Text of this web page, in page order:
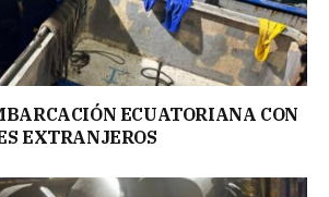
ECUATORIANA CON
EXTRANJEROS